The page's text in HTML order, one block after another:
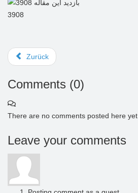
3908
Zurück
Comments (0)
There are no comments posted here yet
Leave your comments